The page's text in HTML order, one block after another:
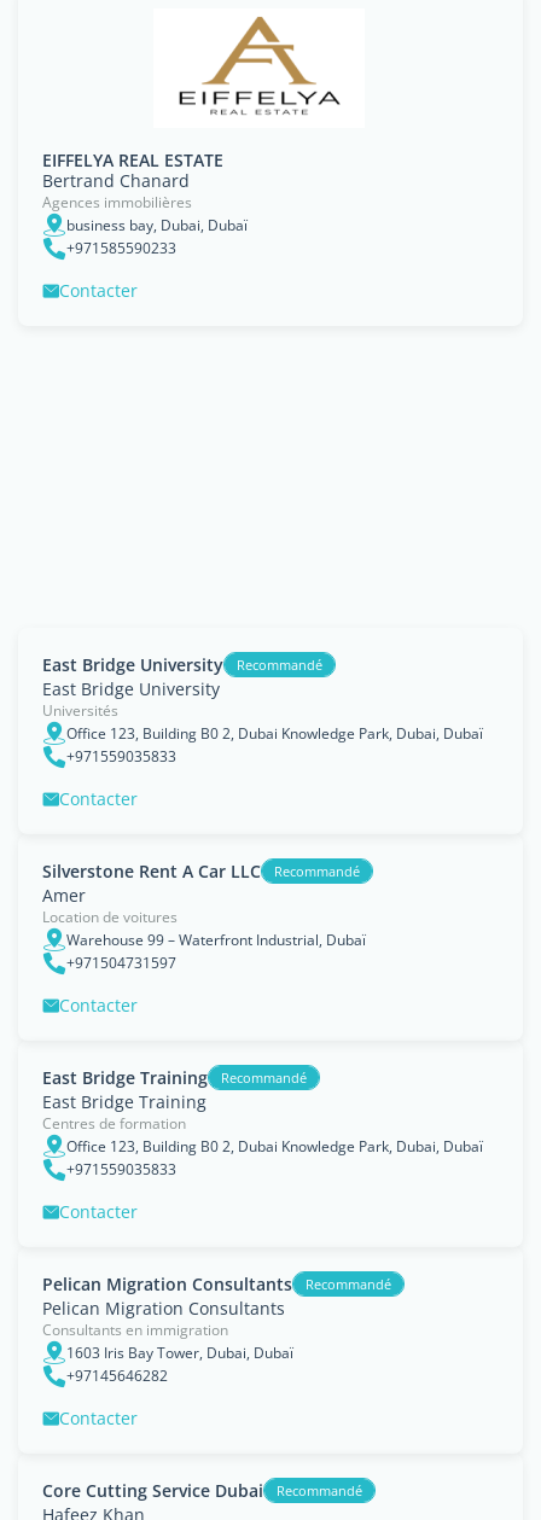
EIFFELYA REAL ESTATE
Bertrand Chanard
Agences immobilières
business bay, Dubai, Dubaï
+971585590233
Contacter
East Bridge University Recommandé
East Bridge University
Universités
Office 123, Building B0 2, Dubai Knowledge Park, Dubai, Dubaï
+971559035833
Contacter
Silverstone Rent A Car LLC Recommandé
Amer
Location de voitures
Warehouse 99 – Waterfront Industrial, Dubaï
+971504731597
Contacter
East Bridge Training Recommandé
East Bridge Training
Centres de formation
Office 123, Building B0 2, Dubai Knowledge Park, Dubai, Dubaï
+971559035833
Contacter
Pelican Migration Consultants Recommandé
Pelican Migration Consultants
Consultants en immigration
1603 Iris Bay Tower, Dubai, Dubaï
+97145646282
Contacter
Core Cutting Service Dubai Recommandé
Hafeez Khan